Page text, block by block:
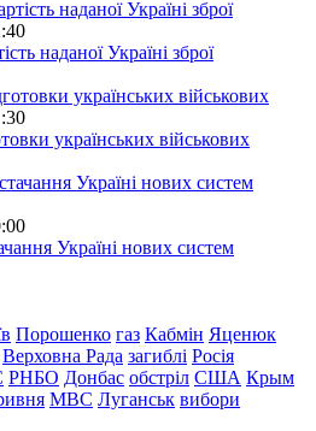
наданої Україні зброї
українських військових
Україні нових систем
Порошенко газ Кабмін Яценюк
Верховна Рада загиблі Росія
РНБО Донбас обстріл США Крым
МВС Луганськ вибори